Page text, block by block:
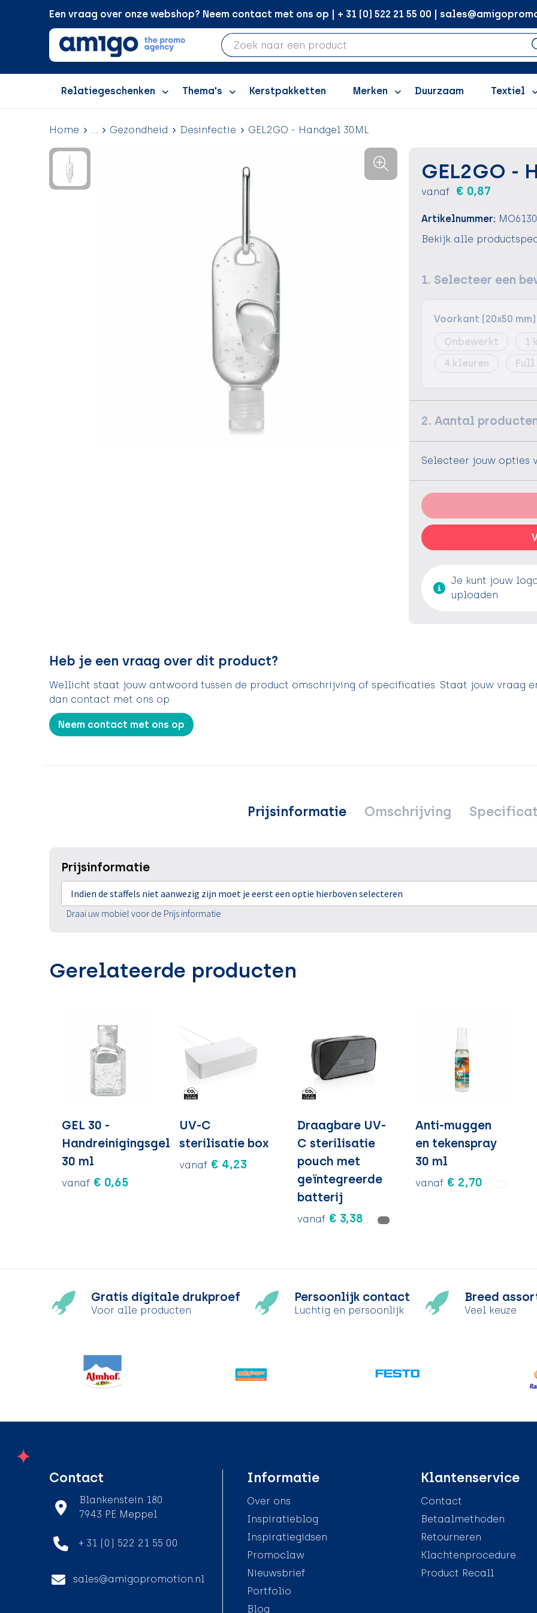
Een vraag over onze webshop? Neem contact met ons op | + 31 (0) 522 21 55 00 |
Relatiegeschenken Thema's Kerstpakketten Merken Duurzaam Textiel
Home ... Gezondheid Desinfectie GEL2GO - Handgel 30ML
GEL2GO -
vanaf € 0,87
Artikelnummer:
Bekijk alle
1. Selecteer een
Voorkant (20x50 mm)
Onbewerkt
1
4
Full
2. Aantal
Selecteer jouw opties
Je kunt jouw
uploaden
Heb je een vraag over dit product?
Wellicht staat jouw antwoord tussen de product omschrijving of specificaties. Staat jouw vraag
dan contact met ons op
Neem contact met ons op
Prijsinformatie Omschrijving
Prijsinformatie
Indien de staffels niet aanwezig zijn moet je eerst een optie hierboven selecteren
Draai uw mobiel voor de Prijs informatie
Gerelateerde producten
GEL 30 -
Handreinigingsgel
30 ml
vanaf € 0,65
UV-C
sterilisatie box
vanaf € 4,23
Draagbare UV-
C sterilisatie
pouch met
geïntegreerde
batterij
vanaf € 3,38
Anti-muggen
en tekenspray
30 ml
vanaf € 2,70
Gratis digitale drukproef
Voor alle producten
Persoonlijk contact
Luchtig en persoonlijk
Breed
Veel keuze
Contact
Blankenstein 180
7943 PE Meppel
+ 31 (0) 522 21 55 00
sales@amigopromotion.nl
Informatie
Over ons
Inspiratieblog
Inspiratiegidsen
Promoclaw
Nieuwsbrief
Portfolio
Blog
Klantenservice
Contact
Betaalmethoden
Retourneren
Klachtenprocedure
Product Recall